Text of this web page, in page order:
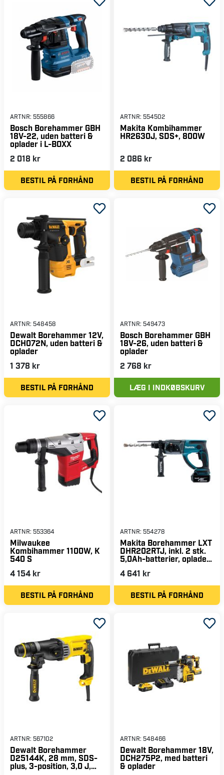
ARTNR: 555866
Bosch Borehammer GBH
18V-22, uden batteri &
oplader i L-BOXX
2 018 kr
BESTIL PÅ FORHÅND
ARTNR: 554502
Makita Kombihammer
HR2630J, SDS+, 800W
2 086 kr
BESTIL PÅ FORHÅND
ARTNR: 548458
Dewalt Borehammer 12V,
DCH072N, uden batteri &
oplader
1 378 kr
BESTIL PÅ FORHÅND
ARTNR: 549473
Bosch Borehammer GBH
18V-26, uden batteri &
oplader
2 768 kr
LÆG I INDKØBSKURV
ARTNR: 553364
Milwaukee
Kombihammer 1100W, K
540 S
4 154 kr
BESTIL PÅ FORHÅND
ARTNR: 554278
Makita Borehammer LXT
DHR202RTJ, inkl. 2 stk.
5,0Ah-batterier, oplader
4 641 kr
BESTIL PÅ FORHÅND
ARTNR: 567102
Dewalt Borehammer
D25144K, 28 mm, SDS-
plus, 3-position, 3,0 J,
ARTNR: 548466
Dewalt Borehammer 18V,
DCH275P2, med batteri
& oplader